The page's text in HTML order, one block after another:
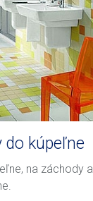
do kúpeľne
na záchody a